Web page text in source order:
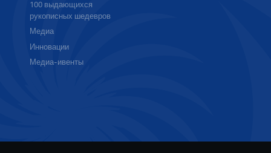
100 выдающихся
рукописных шедевров
Медиа
Инновации
Медиа-ивенты